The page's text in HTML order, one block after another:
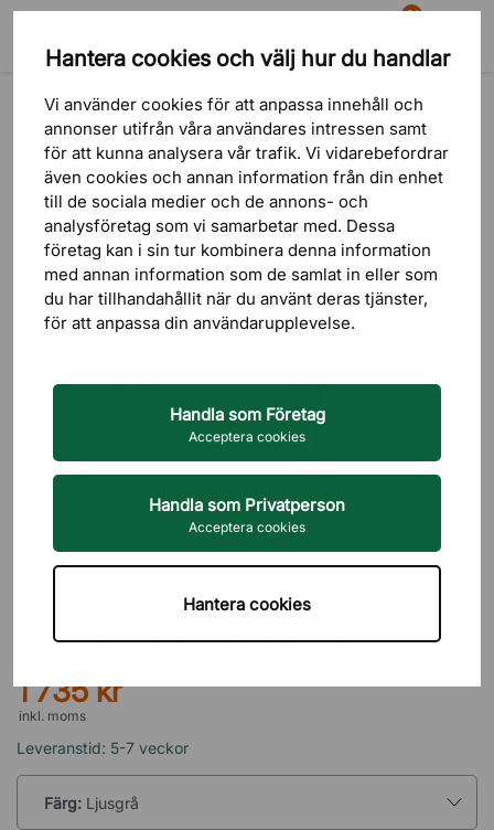
Hantera cookies och välj hur du handlar
Vi använder cookies för att anpassa innehåll och
annonser utifrån våra användares intressen samt
för att kunna analysera vår trafik. Vi vidarebefordrar
även cookies och annan information från din enhet
till de sociala medier och de annons- och
analysföretag som vi samarbetar med. Dessa
företag kan i sin tur kombinera denna information
med annan information som de samlat in eller som
du har tillhandahållit när du använt deras tjänster,
för att anpassa din användarupplevelse.
Handla som Företag
Acceptera cookies
Handla som Privatperson
Acceptera cookies
Hantera cookies
Sök
81
Varukorg Meny
1 omdömen
Kontorsväska Office bag
1 735 kr
inkl. moms
Leveranstid: 5-7 veckor
Färg: Ljusgrå